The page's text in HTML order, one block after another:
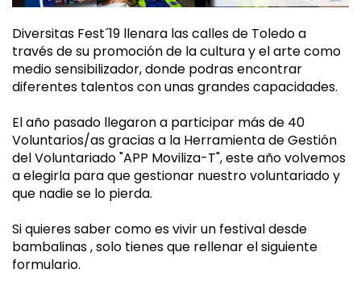
Diversitas Fest´19 llenara las calles de Toledo a
través de su promoción de la cultura y el arte como
medio sensibilizador, donde podras encontrar
diferentes talentos con unas grandes capacidades.
El año pasado llegaron a participar más de 40
Voluntarios/as gracias a la Herramienta de Gestión
del Voluntariado "APP Moviliza-T", este año volvemos
a elegirla para que gestionar nuestro voluntariado y
que nadie se lo pierda.
Si quieres saber como es vivir un festival desde
bambalinas , solo tienes que rellenar el siguiente
formulario.